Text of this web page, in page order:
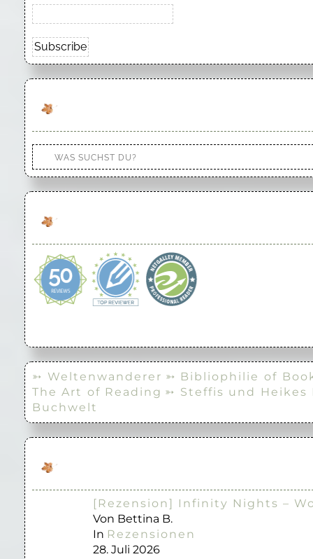
➳ Weltenwanderer ➳ Bibliophilie of
The Art of Reading ➳ Steffis und Heikes
Buchwelt
[Rezension] Infinity Nights –
Von Bettina B.
In Rezensionen
28. Juli 2026